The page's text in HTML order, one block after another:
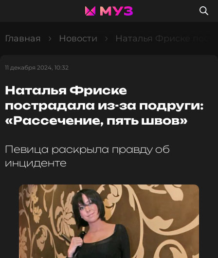
Главная Новости Наталья Фриске
11 декабря 2024, 10:32
Наталья Фриске
пострадала из-за подруги:
«Рассечение, пять швов»
Певица раскрыла правду об
инциденте